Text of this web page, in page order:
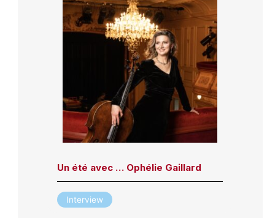
Un été avec … Ophélie Gaillard
Interview